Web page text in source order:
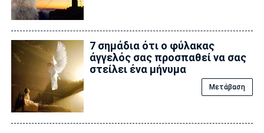
7 σημάδια ότι ο φύλακας
άγγελός σας προσπαθεί να σας
στείλει ένα μήνυμα
Μετάβαση